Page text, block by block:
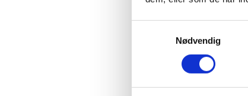
Nødvendig
Samtidig kan
Og ved at belyse